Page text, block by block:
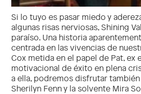
Si lo tuyo es pasar miedo y
algunas risas nerviosas, Shining
paraíso. Una historia
centrada en las vivencias de
Cox metida en el papel de Pat, ex
motivacional de éxito en plena
a ella, podremos disfrutar también
Sherilyn Fenn y la solvente Mira